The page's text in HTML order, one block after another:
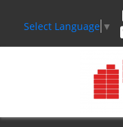
Select Language ▼